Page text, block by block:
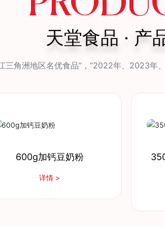
天堂食品 · 产
三角洲地区名优食品”，“2022年、2023年
350g谷物脆水果果仁燕麦